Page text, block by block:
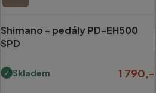
Shimano - pedály PD-EH500
SPD
Skladem 1 790,-